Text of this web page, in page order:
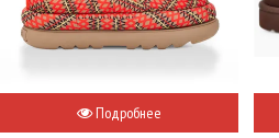
Подробнее